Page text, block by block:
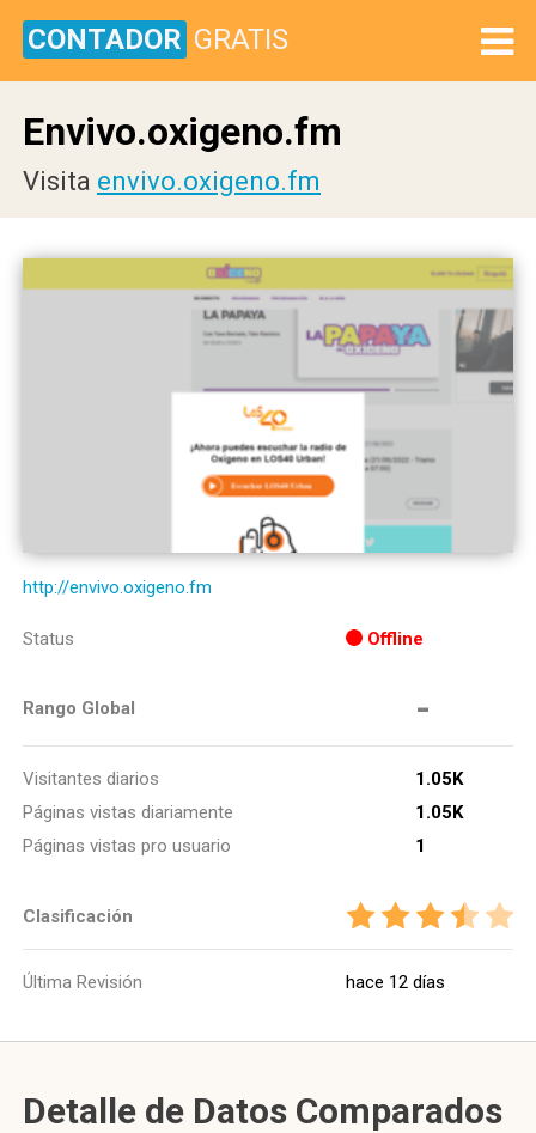
CONTADOR GRATIS
Envivo.oxigeno.fm
Visita envivo.oxigeno.fm
http://envivo.oxigeno.fm
Status Offline
Rango Global -
Visitantes diarios
1.05K
Páginas vistas diariamente
1.05K
Páginas vistas pro usuario
1
Clasificación
Última Revisión hace 12 días
Detalle de Datos Comparados